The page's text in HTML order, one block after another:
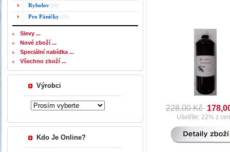
Rybolov (54)
Pro Páníčky (13)
Slevy ...
Nové zboží ...
Speciální nabídka ...
Všechno zboží ...
Výrobci
Kdo Je Online?
228,00 Kč
Ušetříte: 22% z